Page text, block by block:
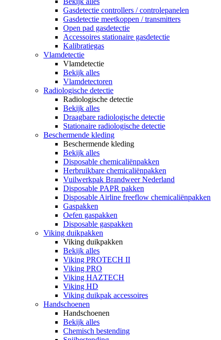
Gasdetectie controllers / controlepanelen
Gasdetectie meetkoppen / transmitters
Open pad gasdetectie
Accessoires stationaire gasdetectie
Kalibratiegas
Vlamdetectie
Vlamdetectie
Bekijk alles
Vlamdetectoren
Radiologische detectie
Radiologische detectie
Bekijk alles
Draagbare radiologische detectie
Stationaire radiologische detectie
Beschermende kleding
Beschermende kleding
Bekijk alles
Disposable chemicaliënpakken
Herbruikbare chemicaliënpakken
Vuilwerkpak Brandweer Nederland
Disposable PAPR pakken
Disposable Airline freeflow chemicaliënpakken
Gaspakken
Oefen gaspakken
Disposable gaspakken
Viking duikpakken
Viking duikpakken
Bekijk alles
Viking PROTECH II
Viking PRO
Viking HAZTECH
Viking HD
Viking duikpak accessoires
Handschoenen
Handschoenen
Bekijk alles
Chemisch bestending